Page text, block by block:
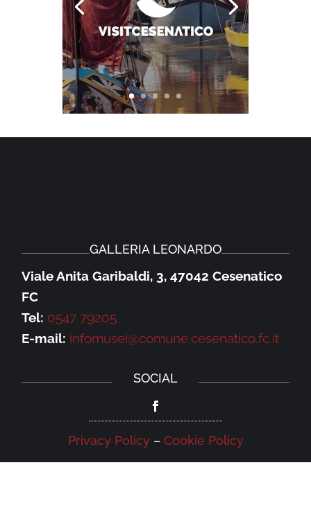
GALLERIA LEONARDO
Viale Anita Garibaldi, 3, 47042 Cesenatico
FC
Tel: 0547 79205
E-mail: infomusei@comune.cesenatico.fc.it
SOCIAL
Privacy Policy– Cookie Policy